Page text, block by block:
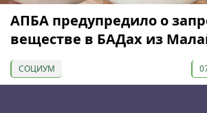
АПБА предупредило о
веществе в БАДах из
СОЦИУМ